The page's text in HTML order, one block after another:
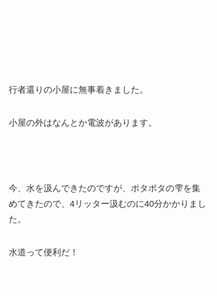
行者還りの小屋に無事着きました。
小屋の外はなんとか電波があります。
今、水を汲んできたのですが、ポタポタの雫を集
めてきたので、4リッター汲むのに40分かかりまし
た。
水道って便利だ！